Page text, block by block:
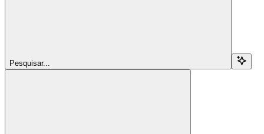
Pesquisar...